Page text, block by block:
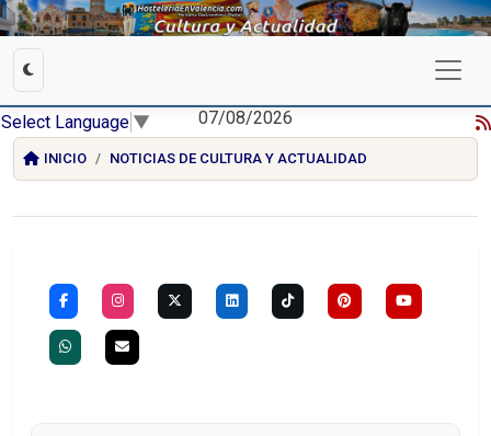
Select Language ▼ 07/08/2026
INICIO NOTICIAS DE CULTURA Y ACTUALIDAD